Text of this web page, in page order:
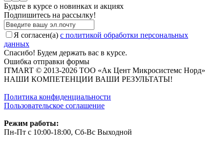
Будьте в курсе о новинках и акциях
Подпишитесь на рассылкy!
Я согласен(a) с политикой обработки персональных
данных
Спасибо! Будем держать вас в курсе.
Ошибка отправки формы
ITMART © 2013-2026 ТОО «Ак Цент Микросистемс Норд»
НАШИ КОМПЕТЕНЦИИ ВАШИ РЕЗУЛЬТАТЫ!
Политика конфиденциальности
Пользовательское соглашение
Режим работы:
Пн-Пт с 10:00-18:00, Сб-Вс Выходной